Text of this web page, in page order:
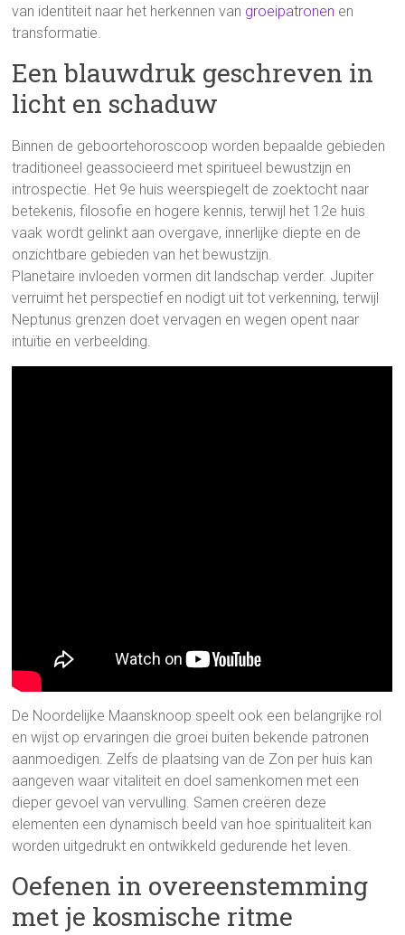
van identiteit naar het herkennen van groeipatronen en
transformatie.
Een blauwdruk geschreven in
licht en schaduw
Binnen de geboortehoroscoop worden bepaalde gebieden
traditioneel geassocieerd met spiritueel bewustzijn en
introspectie. Het 9e huis weerspiegelt de zoektocht naar
betekenis, filosofie en hogere kennis, terwijl het 12e huis
vaak wordt gelinkt aan overgave, innerlijke diepte en de
onzichtbare gebieden van het bewustzijn.
Planetaire invloeden vormen dit landschap verder. Jupiter
verruimt het perspectief en nodigt uit tot verkenning, terwijl
Neptunus grenzen doet vervagen en wegen opent naar
intuïtie en verbeelding.
De Noordelijke Maansknoop speelt ook een belangrijke rol
en wijst op ervaringen die groei buiten bekende patronen
aanmoedigen. Zelfs de plaatsing van de Zon per huis kan
aangeven waar vitaliteit en doel samenkomen met een
dieper gevoel van vervulling. Samen creëren deze
elementen een dynamisch beeld van hoe spiritualiteit kan
worden uitgedrukt en ontwikkeld gedurende het leven.
Oefenen in overeenstemming
met je kosmische ritme